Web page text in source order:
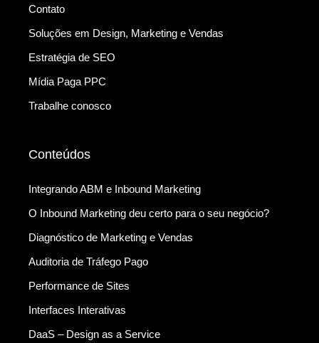
Contato
Soluções em Design, Marketing e Vendas
Estratégia de SEO
Mídia Paga PPC
Trabalhe conosco
Conteúdos
Integrando ABM e Inbound Marketing
O Inbound Marketing deu certo para o seu negócio?
Diagnóstico de Marketing e Vendas
Auditoria de Tráfego Pago
Performance de Sites
Interfaces Interativas
DaaS – Design as a Service